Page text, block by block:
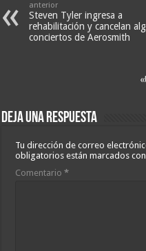
anterior
Steven Tyler ingresa a
rehabilitación y cancelan
conciertos de Aerosmith
Deja una respuesta
Tu dirección de correo
obligatorios están marcados
Comentario*